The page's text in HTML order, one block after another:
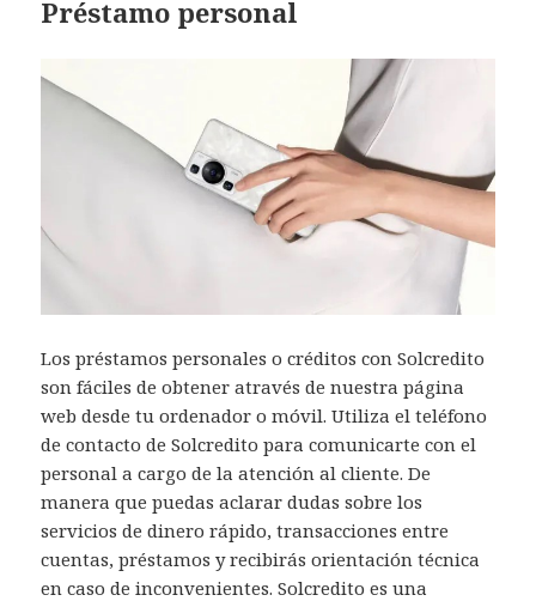
Préstamo personal
Los préstamos personales o créditos con Solcredito
son fáciles de obtener através de nuestra página
web desde tu ordenador o móvil. Utiliza el teléfono
de contacto de Solcredito para comunicarte con el
personal a cargo de la atención al cliente. De
manera que puedas aclarar dudas sobre los
servicios de dinero rápido, transacciones entre
cuentas, préstamos y recibirás orientación técnica
en caso de inconvenientes. Solcredito es una